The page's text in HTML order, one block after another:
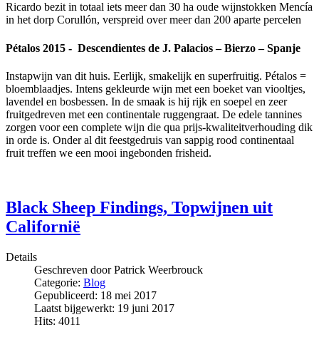
Ricardo bezit in totaal iets meer dan 30 ha oude wijnstokken Mencía
in het dorp Corullón, verspreid over meer dan 200 aparte percelen
Pétalos 2015 - Descendientes de J. Palacios – Bierzo – Spanje
Instapwijn van dit huis. Eerlijk, smakelijk en superfruitig. Pétalos =
bloemblaadjes. Intens gekleurde wijn met een boeket van viooltjes,
lavendel en bosbessen. In de smaak is hij rijk en soepel en zeer
fruitgedreven met een continentale ruggengraat. De edele tannines
zorgen voor een complete wijn die qua prijs-kwaliteitverhouding dik
in orde is. Onder al dit feestgedruis van sappig rood continentaal
fruit treffen we een mooi ingebonden frisheid.
Black Sheep Findings, Topwijnen uit
Californië
Details
Geschreven doorPatrick Weerbrouck
Categorie: Blog
Gepubliceerd: 18 mei 2017
Laatst bijgewerkt: 19 juni 2017
Hits: 4011